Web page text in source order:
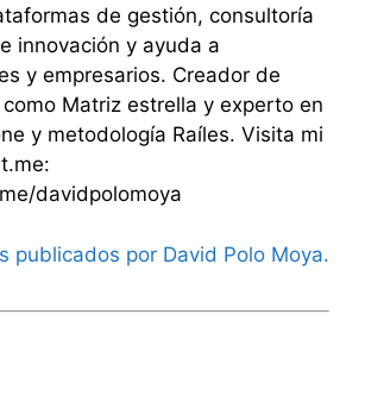
de gestión, consultoría
innovación y ayuda a
y empresarios. Creador de
Matriz estrella y experto en
y metodología Raíles. Visita mi
davidpolomoya
publicados por David Polo Moya.